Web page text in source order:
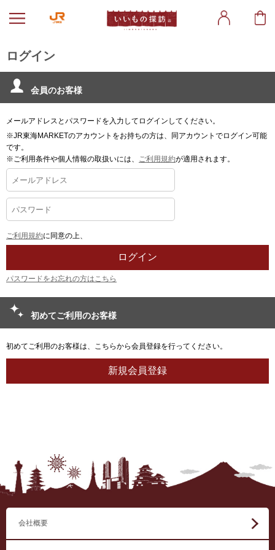
ログイン
会員のお客様
メールアドレスとパスワードを入力してログインしてください。
※JR東海MARKETのアカウントをお持ちの方は、同アカウントでログイン可能
です。
※ご利用条件や個人情報の取扱いには、 ご利用規約が適用されます。
ご利用規約に同意の上、
パスワードをお忘れの方はこちら
初めてご利用のお客様
初めてご利用のお客様は、こちらから会員登録を行ってください。
会社概要